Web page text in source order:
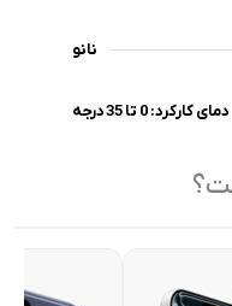
نانو
دمای کارکرد: 0 تا 35 درجه